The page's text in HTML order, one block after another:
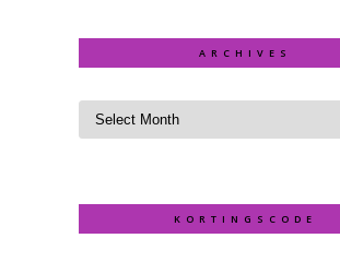
ARCHIVES
KORTINGSCODE